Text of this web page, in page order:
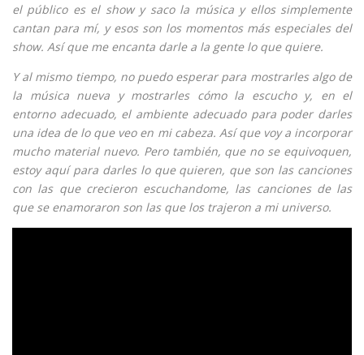
el público es el show y saco la música y ellos simplemente
cantan para mí, y esos son los momentos más especiales del
show. Así que me encanta darle a la gente lo que quiere.
Y al mismo tiempo, no puedo esperar para mostrarles algo de
la música nueva y mostrarles cómo la escucho y, en el
entorno adecuado, el ambiente adecuado para poder darles
una idea de lo que veo en mi cabeza. Así que voy a incorporar
mucho material nuevo. Pero también, que no se equivoquen,
estoy aquí para darles lo que quieren, que son las canciones
con las que crecieron escuchandome, las canciones de las
que se enamoraron son las que los trajeron a mi universo.